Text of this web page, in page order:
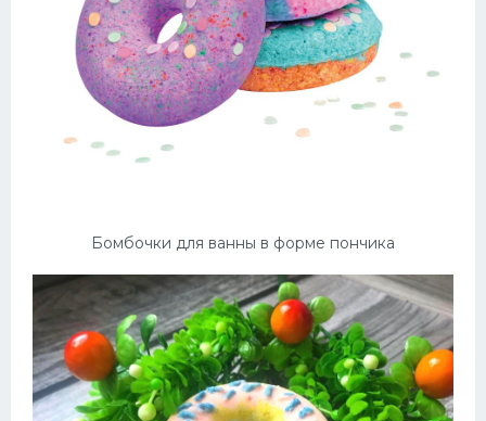
Бомбочки для ванны в форме пончика